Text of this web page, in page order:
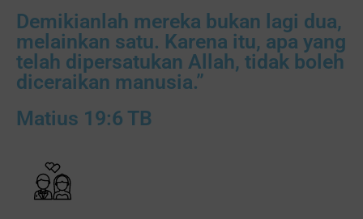
Demikianlah mereka bukan lagi dua,
melainkan satu. Karena itu, apa yang
telah dipersatukan Allah, tidak boleh
diceraikan manusia.”
Matius 19:6 TB